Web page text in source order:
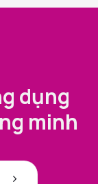
dụng
minh